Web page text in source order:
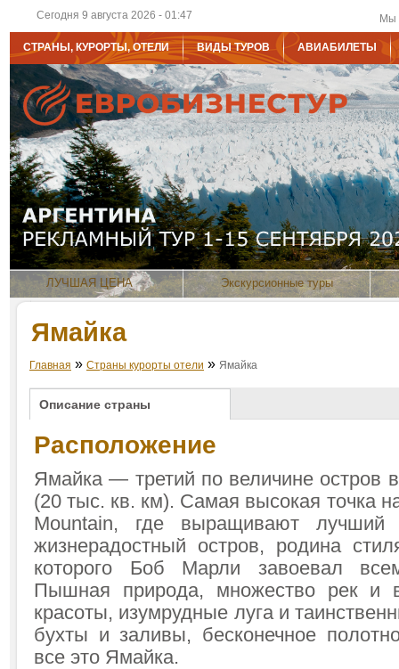
Сегодня 9 августа 2026 - 01:47 Мы
СТРАНЫ, КУРОРТЫ, ОТЕЛИ ВИДЫ ТУРОВ АВИАБИЛЕТЫ
ЛУЧШАЯ ЦЕНА Экскурсионные туры
Ямайка
Главная » Страны курорты отели » Ямайка
Описание страны
Расположение
Ямайка — третий по величине остров
(20 тыс. кв. км). Самая высокая точка
Mountain, где выращивают
жизнерадостный остров, родина
которого Боб Марли завоевал
Пышная природа, множество рек и
красоты, изумрудные луга и
бухты и заливы, бесконечное
все это Ямайка.